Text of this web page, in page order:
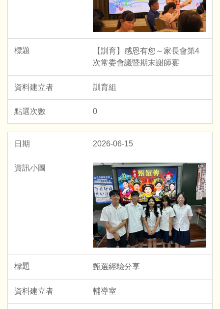
【訓育】感恩有您～家長會第4
次常委會議暨期末謝師宴
訓育組
0
2026-06-15
甄選經驗分享
輔導室